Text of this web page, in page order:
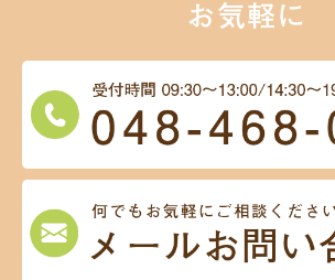
#栗原歯科 #小児矯正 #小
歯並び #朝霞市
「うちの子の歯並び、大丈
でも不安を感じたら、ぜひ
いらしてください。
【所在地】
栗原歯科
〒351-0011 埼玉県朝霞市
栗原歯科
〒351-0011 埼玉県朝霞市
３
【アクセス・駐車場】
東武東上線「朝霞駅」より
敷地内に約6台の駐車スペ
くないケアを行っている歯
の小児矯正のご相談にも対
患者様の思いを常に自分の
続け、安心で誠実な医療を
指しています。
お口のことで少しでも気に
ましたら、まずはお気軽
2026/07/20
Q. 歯周病って、痛みがな
すか？
A. はい、その通りです。
出にくく、気づいた時には
とも少なくありません。
お気軽に